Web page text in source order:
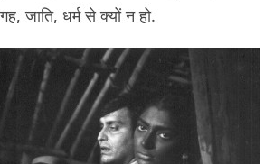
जाति, धर्म से क्यों न हो.